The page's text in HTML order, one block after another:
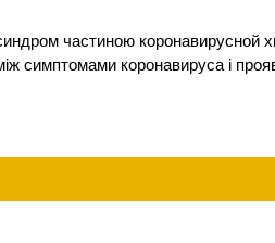
частиною коронавирусной
симптомами коронавируса і